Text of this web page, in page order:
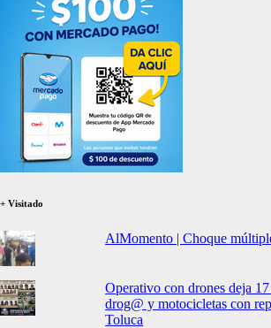
+ Visitado
AlMomento | Choque
Operativo con drones deja
drog@ y motocicletas con
Toluca